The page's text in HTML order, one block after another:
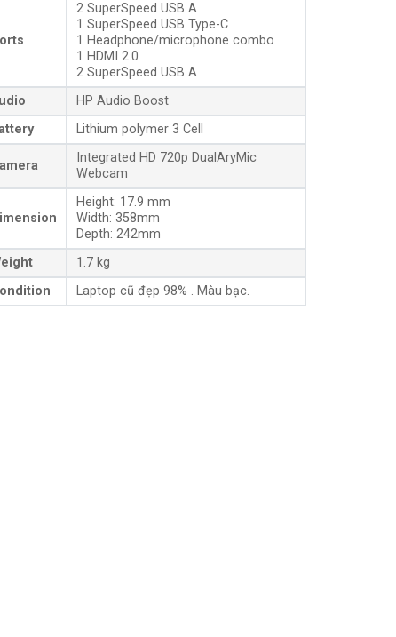
2 SuperSpeed USB A
1 SuperSpeed USB Type-C
1 Headphone/microphone combo
1 HDMI 2.0
2 SuperSpeed USB A
HP Audio Boost
Lithium polymer 3 Cell
Integrated HD 720p DualAryMic
Webcam
Height: 17.9 mm
Width: 358mm
Depth: 242mm
1.7 kg
Laptop cũ đẹp 98% . Màu bạc.